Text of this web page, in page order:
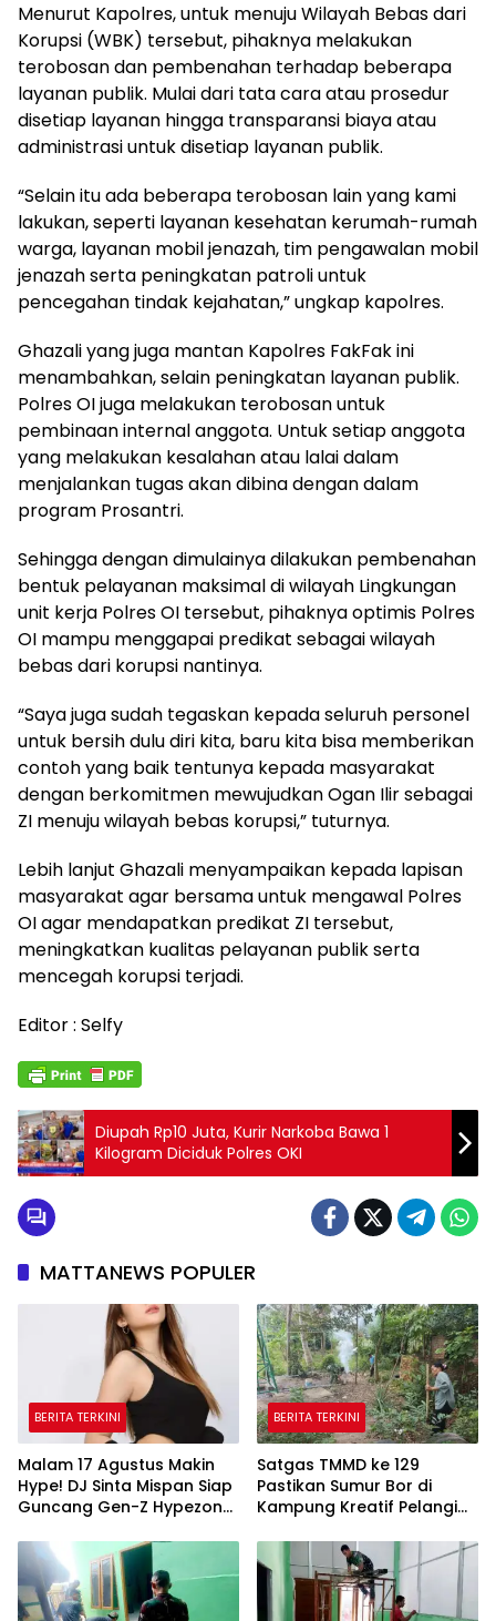
Menurut Kapolres, untuk menuju Wilayah Bebas dari
Korupsi (WBK) tersebut, pihaknya melakukan
terobosan dan pembenahan terhadap beberapa
layanan publik. Mulai dari tata cara atau prosedur
disetiap layanan hingga transparansi biaya atau
administrasi untuk disetiap layanan publik.
“Selain itu ada beberapa terobosan lain yang kami
lakukan, seperti layanan kesehatan kerumah-rumah
warga, layanan mobil jenazah, tim pengawalan mobil
jenazah serta peningkatan patroli untuk
pencegahan tindak kejahatan,” ungkap kapolres.
Ghazali yang juga mantan Kapolres FakFak ini
menambahkan, selain peningkatan layanan publik.
Polres OI juga melakukan terobosan untuk
pembinaan internal anggota. Untuk setiap anggota
yang melakukan kesalahan atau lalai dalam
menjalankan tugas akan dibina dengan dalam
program Prosantri.
Sehingga dengan dimulainya dilakukan pembenahan
bentuk pelayanan maksimal di wilayah Lingkungan
unit kerja Polres OI tersebut, pihaknya optimis Polres
OI mampu menggapai predikat sebagai wilayah
bebas dari korupsi nantinya.
“Saya juga sudah tegaskan kepada seluruh personel
untuk bersih dulu diri kita, baru kita bisa memberikan
contoh yang baik tentunya kepada masyarakat
dengan berkomitmen mewujudkan Ogan Ilir sebagai
ZI menuju wilayah bebas korupsi,” tuturnya.
Lebih lanjut Ghazali menyampaikan kepada lapisan
masyarakat agar bersama untuk mengawal Polres
OI agar mendapatkan predikat ZI tersebut,
meningkatkan kualitas pelayanan publik serta
mencegah korupsi terjadi.
Editor : Selfy
Diupah Rp10 Juta, Kurir Narkoba Bawa 1
Kilogram Diciduk Polres OKI
MATTANEWS POPULER
BERITA TERKINI
Malam 17 Agustus Makin
Hype! DJ Sinta Mispan Siap
Guncang Gen-Z Hypezone
BERITA TERKINI
Satgas TMMD ke 129
Pastikan Sumur Bor di
Kampung Kreatif Pelangi